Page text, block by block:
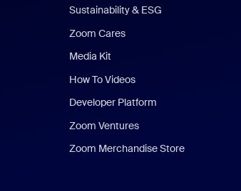
Sustainability & ESG
Zoom Cares
Media Kit
How To Videos
Developer Platform
Zoom Ventures
Zoom Merchandise Store